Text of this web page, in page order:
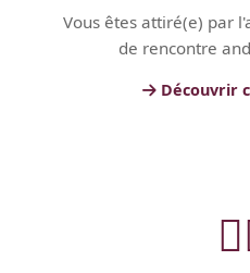
Vous êtes attiré(e) par
de rencontre
Découvrir